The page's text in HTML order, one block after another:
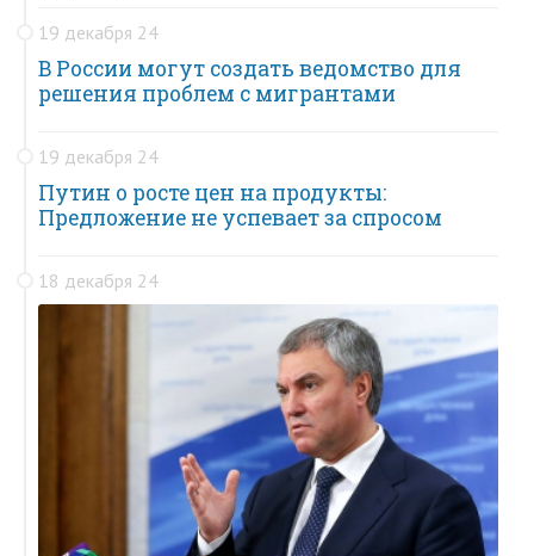
19 декабря 24
В России могут создать ведомство для
решения проблем с мигрантами
19 декабря 24
Путин о росте цен на продукты:
Предложение не успевает за спросом
18 декабря 24